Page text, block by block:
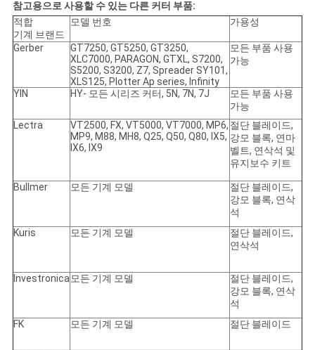
참고용으로 사용할 수 있는 다른 커터 부품:
적합
기계 브랜드
모델 번호 가용성
Gerber
GT7250, GT5250, GT3250,
XLC7000, PARAGON, GTXL, S7200,
S5200, S3200, Z7, Spreader SY101,
XLS125, Plotter Ap series, Infinity
모든 부품 사용
가능
YIN HY- 모든 시리즈 커터, 5N, 7N, 7J
모든 부품 사용
가능
Lectra
VT2500, FX, VT5000, VT7000, MP6,
MP9, M88, MH8, Q25, Q50, Q80, IX5,
IX6, IX9
절단 블레이드,
강모 블록, 연마
벨트, 연삭석 및
유지보수 키트
Bullmer 모든 기계 모델
절단 블레이드,
강모 블록, 연삭
석
Kuris
모든 기계 모델
절단 블레이드,
연삭석
Investronica모든 기계 모델
절단 블레이드,
강모 블록, 연삭
석
FK
모든 기계 모델 절단 블레이드